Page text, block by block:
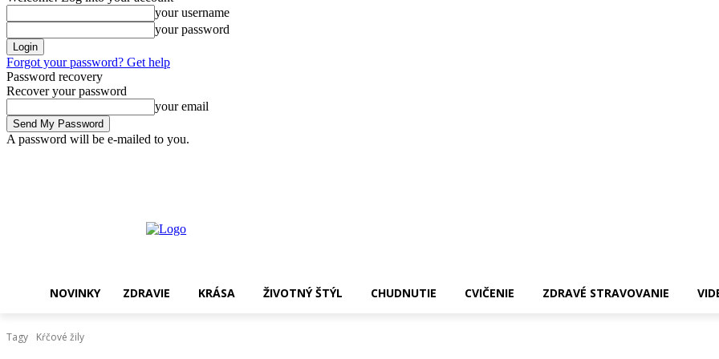
your username
your password
Forgot your password? Get help
Password recovery
Recover your password
your email
A password will be e-mailed to you.
NOVINKY ZDRAVIE KRÁSA ŽIVOTNÝ ŠTÝL CHUDNUTIE CVIČENIE ZDRAVÉ STRAVOVANIE
Tagy Kŕčové žily